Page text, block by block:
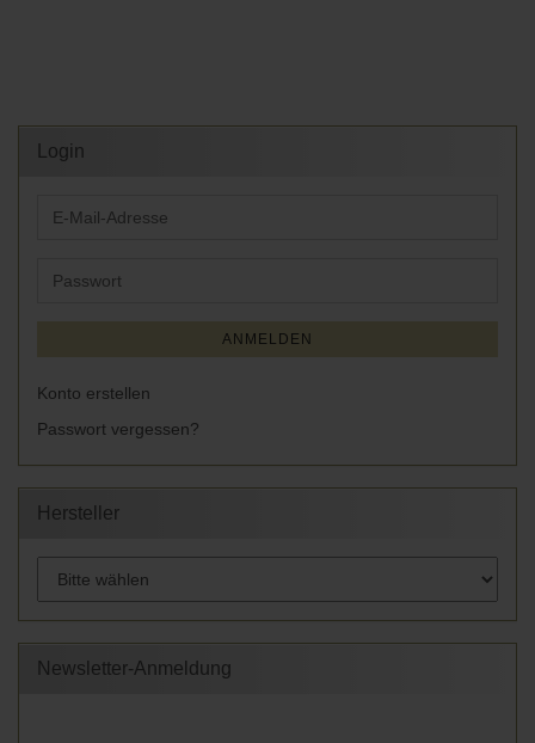
Login
E-
Passwort
ANMELDEN
Konto erstellen
Passwort vergessen?
Hersteller
Newsletter-Anmeldung